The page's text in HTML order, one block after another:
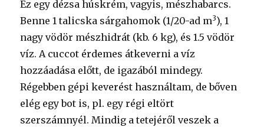
Ez egy dézsa húskrém, vagyis, mészhabarcs.
Benne 1 talicska sárgahomok (1/20-ad m3), 1
nagy vödör mészhidrát (kb. 6 kg), és 1.5 vödör
víz. A cuccot érdemes átkeverni a víz
hozzáadása előtt, de igazából mindegy.
Régebben gépi keverést használtam, de bőven
elég egy bot is, pl. egy régi eltört
szerszámnyél. Mindig a tetejéről veszek a